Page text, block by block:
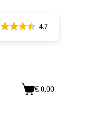
4.7
Winkelwagen
€ 0,00